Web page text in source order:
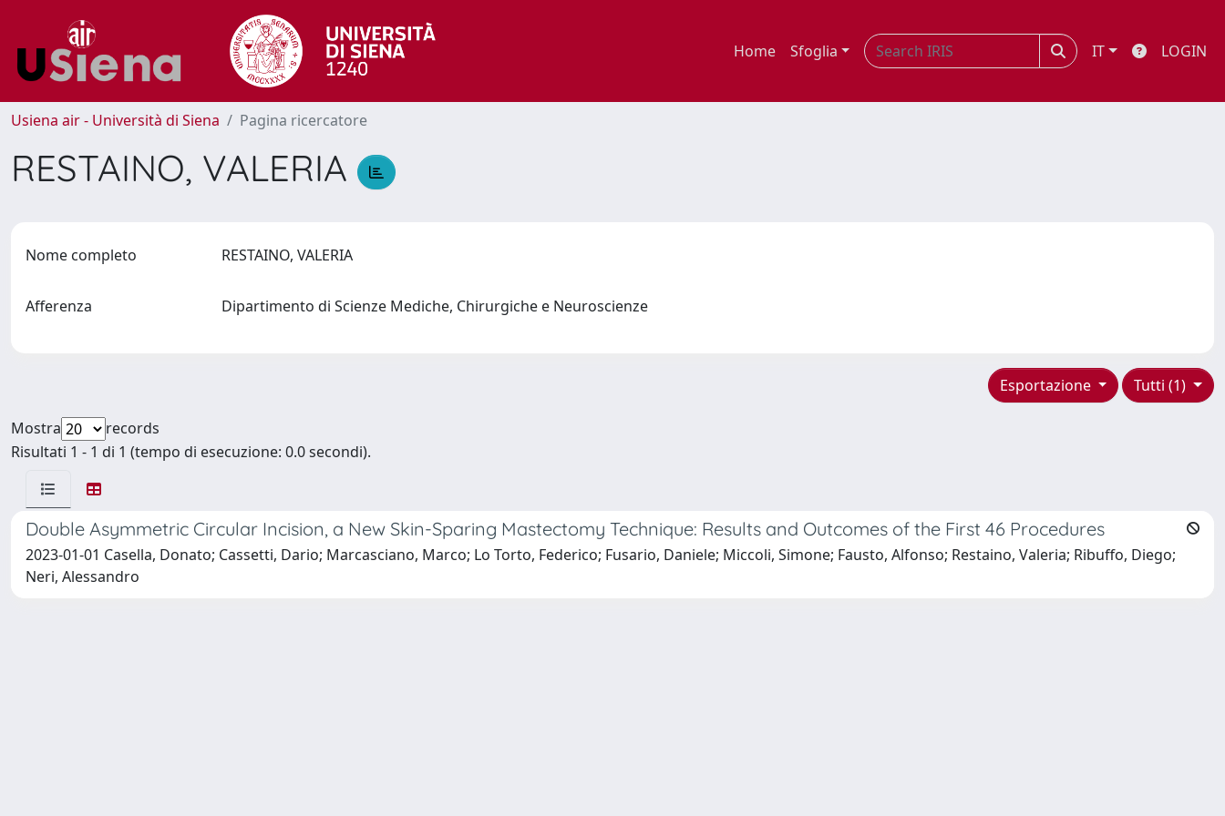
Home Sfoglia IT LOGIN
Usiena air - Università di Siena Pagina ricercatore
RESTAINO, VALERIA
Nome completo RESTAINO, VALERIA
Afferenza Dipartimento di Scienze Mediche, Chirurgiche e Neuroscienze
Tutti (1)
Esportazione
Mostra
records
Risultati 1 - 1 di 1 (tempo di esecuzione: 0.0 secondi).
Double Asymmetric Circular Incision, a New Skin-Sparing Mastectomy Technique: Results and Outcomes of the First 46 Procedures
2023-01-01 Casella, Donato; Cassetti, Dario; Marcasciano, Marco; Lo Torto, Federico; Fusario, Daniele; Miccoli, Simone; Fausto, Alfonso; Restaino, Valeria; Ribuffo, Diego;
Neri, Alessandro